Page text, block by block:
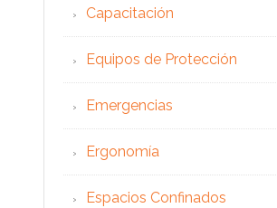
Capacitación
Equipos de Protección
Emergencias
Ergonomía
Espacios Confinados